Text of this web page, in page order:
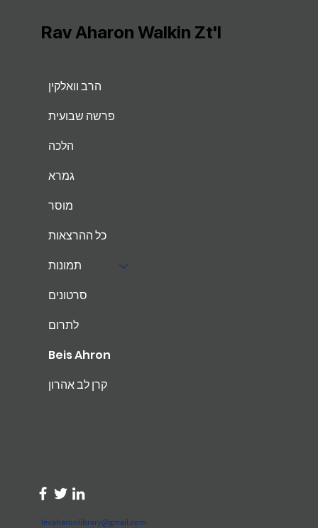
הרב וואלקין
פרשה שבועית
הלכה
גמרא
מוסר
כל ההרצאות
תמונות
סרטונים
לתרום
Beis Ahron
קרן לב אהרון
levaharonlibrary@gmail.com
Rav Aharon Walkin Zt'l